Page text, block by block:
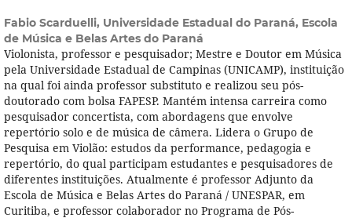
Fabio Scarduelli, Universidade Estadual do Paraná, Escola
de Música e Belas Artes do Paraná
Violonista, professor e pesquisador; Mestre e Doutor em Música
pela Universidade Estadual de Campinas (UNICAMP), instituição
na qual foi ainda professor substituto e realizou seu pós-
doutorado com bolsa FAPESP. Mantém intensa carreira como
pesquisador concertista, com abordagens que envolve
repertório solo e de música de câmera. Lidera o Grupo de
Pesquisa em Violão: estudos da performance, pedagogia e
repertório, do qual participam estudantes e pesquisadores de
diferentes instituições. Atualmente é professor Adjunto da
Escola de Música e Belas Artes do Paraná / UNESPAR, em
Curitiba, e professor colaborador no Programa de Pós-